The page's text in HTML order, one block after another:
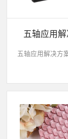
五轴应用
五轴应用解决方